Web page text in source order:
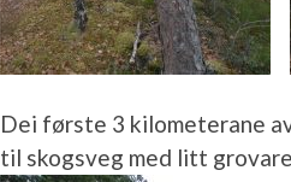
Dei første 3 kilometerane
til skogsveg med litt